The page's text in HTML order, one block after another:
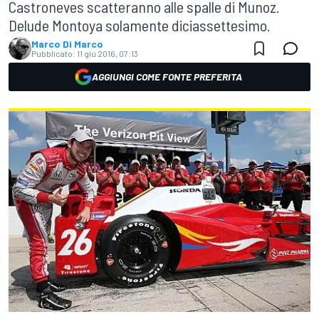
Castroneves scatteranno alle spalle di Munoz.
Delude Montoya solamente diciassettesimo.
Marco Di Marco
Pubblicato: 11 giu 2016, 07:13
AGGIUNGI COME FONTE PREFERITA